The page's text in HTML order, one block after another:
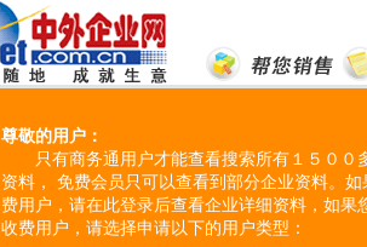
尊敬的用户：
只有商务通用户才能查看搜索所有１５００
资料， 免费会员只可以查看到部分企业资料。
费用户，请在此登录后查看企业详细资料，如果
收费用户，请选择申请以下的用户类型：